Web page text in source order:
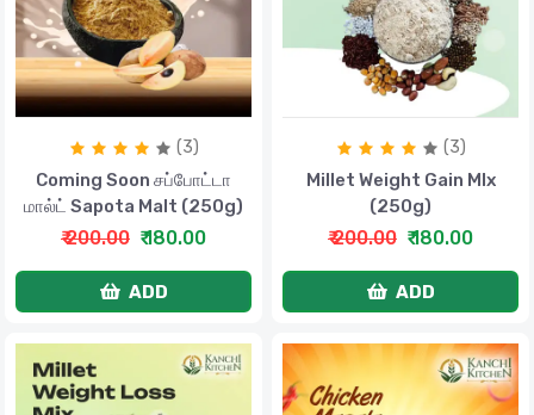
(3)
Coming Soon சப்போட்டா
மால்ட் Sapota Malt (250g)
₹ 200.00 ₹ 180.00
ADD
(3)
Millet Weight Gain MIx
(250g)
₹ 200.00 ₹ 180.00
ADD